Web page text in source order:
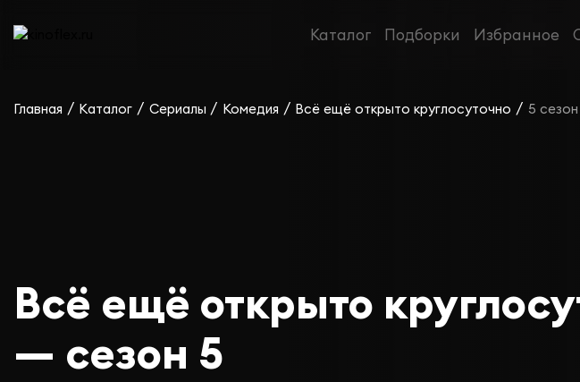
Каталог Подборки Избранное
Главная / Каталог / Сериалы / Комедия / Всё ещё открыто круглосуточно / 5 сезон
Всё ещё открыто
— сезон 5